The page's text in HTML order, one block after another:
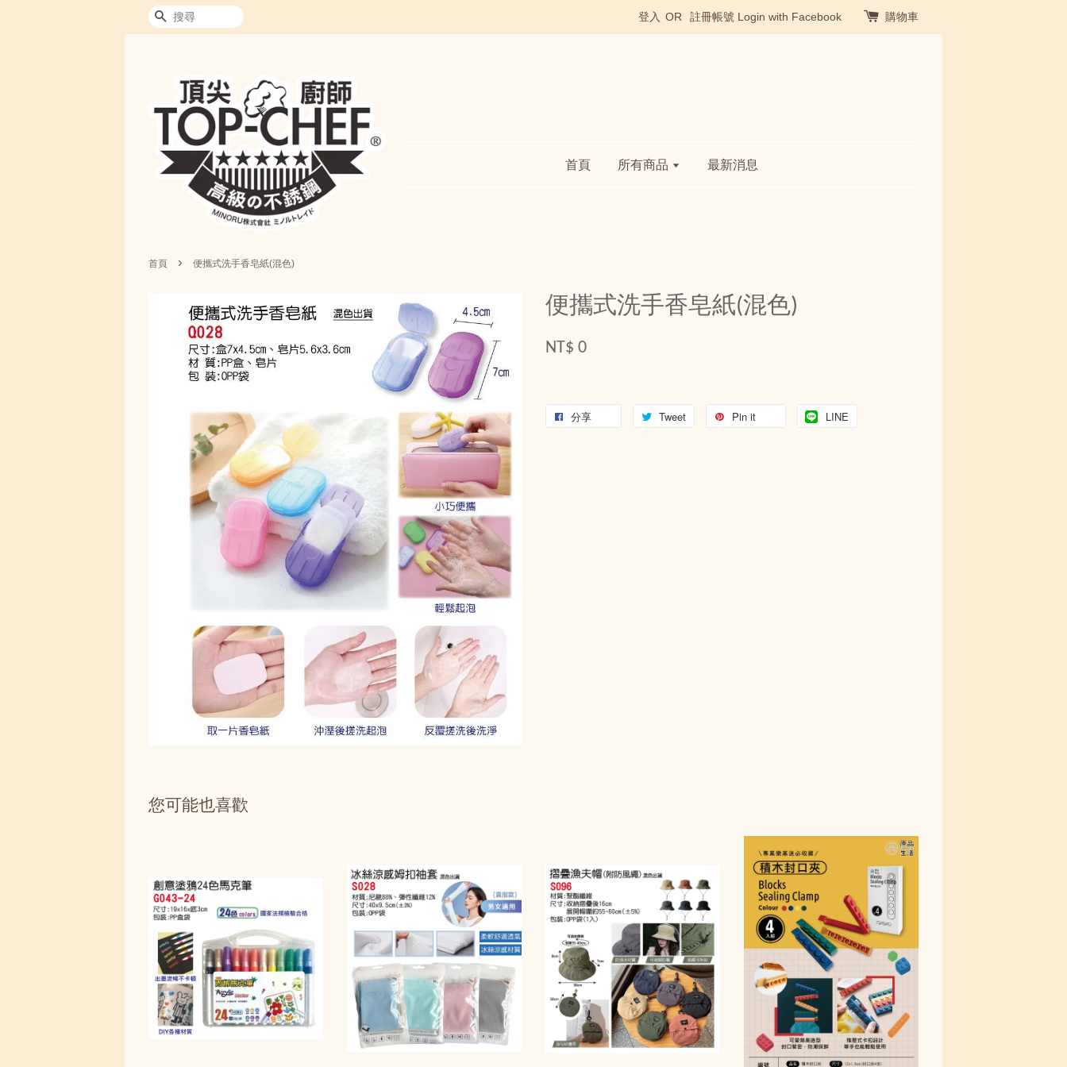
搜尋 登入 OR 註冊帳號 Login with Facebook 購物車
首頁 所有商品 最新消息
首頁 › 便攜式洗手香皂紙(混色)
便攜式洗手香皂紙(混色)
NT$ 0
分享 Tweet Pin it LINE
您可能也喜歡